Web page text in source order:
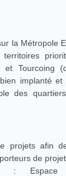
la Métropole
et Tourcoing
implanté et
des
projets afin
de
: Espace